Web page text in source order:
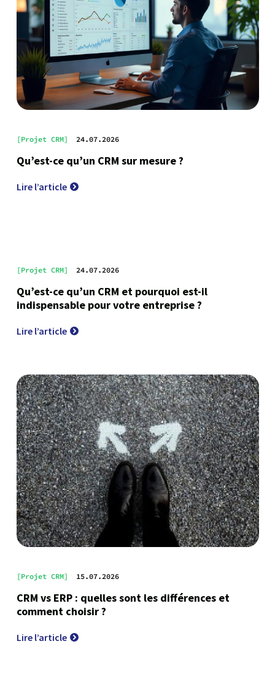
[Projet CRM] 24.07.2026
Qu’est-ce qu’un CRM sur mesure ?
Lire l’article
[Projet CRM] 24.07.2026
Qu’est-ce qu’un CRM et pourquoi est-il
indispensable pour votre entreprise ?
Lire l’article
[Projet CRM] 15.07.2026
CRM vs ERP : quelles sont les différences et
comment choisir ?
Lire l’article